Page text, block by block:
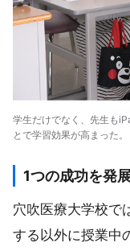
学生だけでなく、先生も
とで学習効果が高まった。
1つの成功を発
穴吹医療大学校で
する以外に授業中